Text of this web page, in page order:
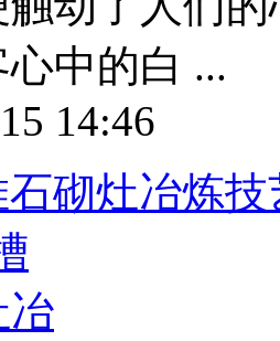
中的白 ...
14:46
砌灶冶炼技